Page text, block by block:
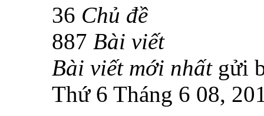
36 Chủ đề
887 Bài viết
Bài viết mới nhấtgửi
Thứ 6 Tháng 6 08,